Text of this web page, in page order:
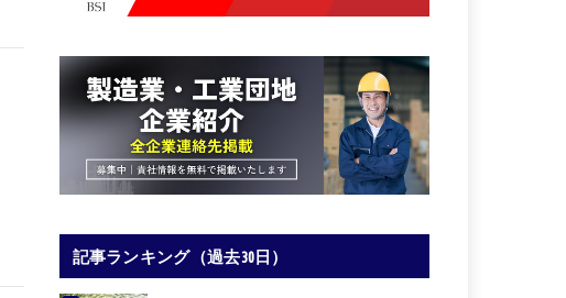
記事ランキング（過去30日）